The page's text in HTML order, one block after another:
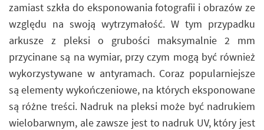
zamiast szkła do eksponowania fotografii i obrazów ze
względu na swoją wytrzymałość. W tym przypadku
arkusze z pleksi o grubości maksymalnie 2 mm
przycinane są na wymiar, przy czym mogą być również
wykorzystywane w antyramach. Coraz popularniejsze
są elementy wykończeniowe, na których eksponowane
są różne treści. Nadruk na pleksi może być nadrukiem
wielobarwnym, ale zawsze jest to nadruk UV, który jest